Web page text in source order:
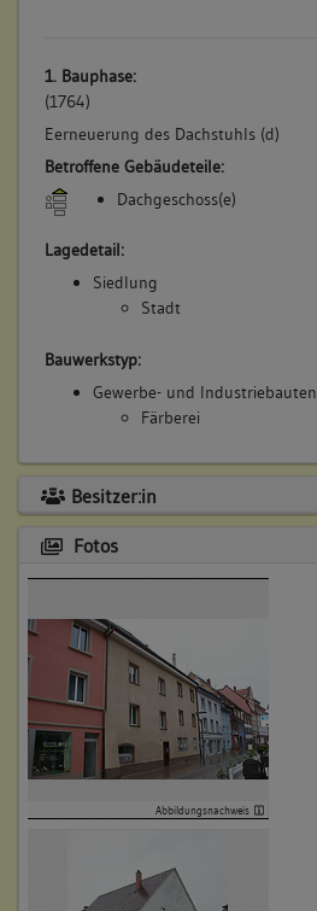
1. Bauphase:
(1764)
Eerneuerung des Dachstuhls (d)
Betroffene Gebäudeteile:
Dachgeschoss(e)
Lagedetail:
Siedlung
Stadt
Bauwerkstyp:
Gewerbe- und Industriebauten
Färberei
Besitzer:in
Fotos
Abbildungsnachweis